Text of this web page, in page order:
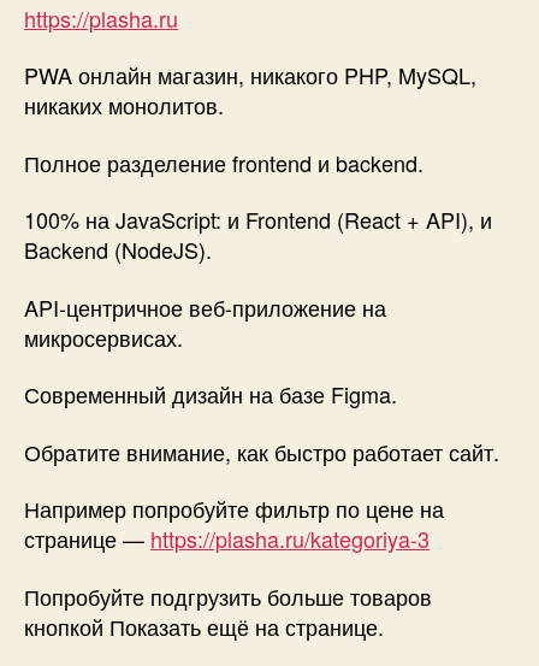
https://plasha.ru
PWA онлайн магазин, никакого PHP, MySQL,
никаких монолитов.
Полное разделение frontend и backend.
100% на JavaScript: и Frontend (React + API), и
Backend (NodeJS).
API-центричное веб-приложение на
микросервисах.
Современный дизайн на базе Figma.
Обратите внимание, как быстро работает сайт.
Например попробуйте фильтр по цене на
странице — https://plasha.ru/kategoriya-3
Попробуйте подгрузить больше товаров
кнопкой Показать ещё на странице.